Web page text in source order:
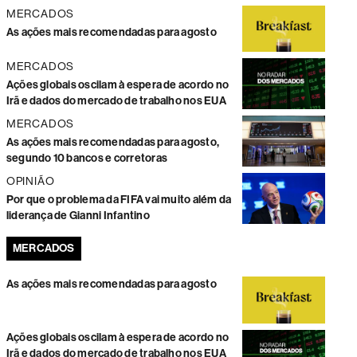
MERCADOS
As ações mais recomendadas para agosto
MERCADOS
Ações globais oscilam à espera de acordo no
Irã e dados do mercado de trabalho nos EUA
MERCADOS
As ações mais recomendadas para agosto,
segundo 10 bancos e corretoras
OPINIÃO
Por que o problema da FIFA vai muito além da
liderança de Gianni Infantino
MERCADOS
As ações mais recomendadas para agosto
Ações globais oscilam à espera de acordo no
Irã e dados do mercado de trabalho nos EUA